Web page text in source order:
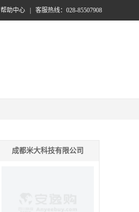
帮助中心 客服热线：028-85507908
成都米大科技有限公司